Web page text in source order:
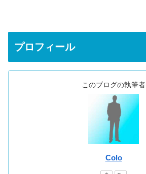
プロフィール
このブログの執筆者
Colo